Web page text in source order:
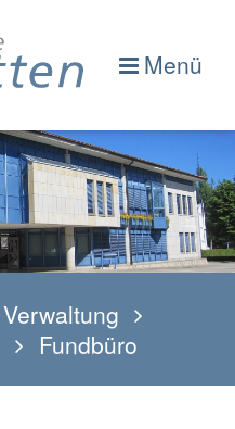
Menü
Verwaltung
Fundbüro